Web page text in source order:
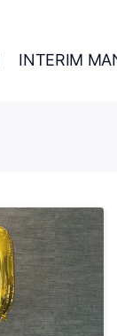
INTERIM